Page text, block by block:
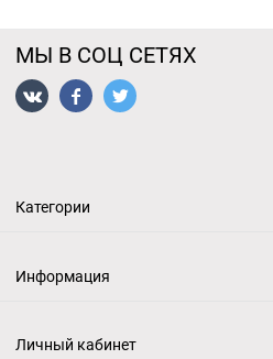
МЫ В СОЦ СЕТЯХ
Категории
Информация
Личный кабинет